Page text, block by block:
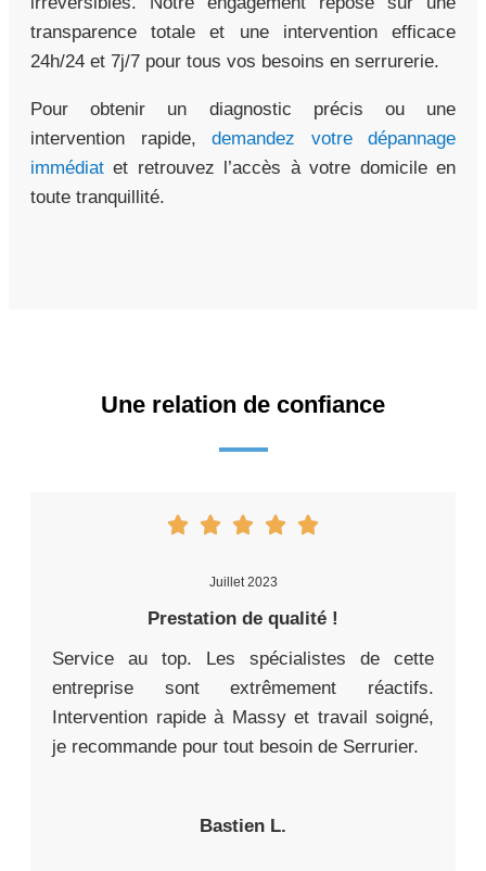
transparence totale et une intervention efficace
24h/24 et 7j/7 pour tous vos besoins en serrurerie.
Pour obtenir un diagnostic précis ou une
intervention rapide, demandez votre dépannage
immédiat et retrouvez l’accès à votre domicile en
toute tranquillité.
Une relation de confiance
Juillet 2023
Prestation de qualité !
Service au top. Les spécialistes de cette
entreprise sont extrêmement réactifs.
Intervention rapide à Massy et travail soigné,
je recommande pour tout besoin de Serrurier.
Bastien L.